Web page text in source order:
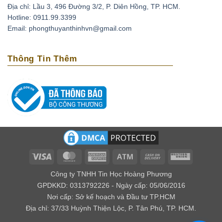
Thạch anh tím có thể xoa dịu những cơn đau đầu do
căng thẳng, stress bằng cách đặt chúng lên trán. Ngoài
ra loại đá này còn có tác dụng phục hồi tuần hoàn máu,
mạch máu não.
từ tiếng Hy lạp là amethytos, nó có nghĩa là không say.
Vì vậy người xưa thường dùng loại đá quý này để giải
độc rượu và các loại chất độc khác. Nếu bạn bỏ viên đá
này trong nguồn nước uống, điều kỳ diệu sẽ xảy ra đó
là chúng mang lại năng lượng tốt cho nguồn nước.
Về mặt tâm linh
Theo kinh Vê Đa của Ấn Độ, người ta cho rằng thạch
anh tím có khả năng giúp kiểm soát được cảm xúc, xoa
dịu âu lo, làm cho con người có ý nghĩa tốt lành.
Đối với các nhà trường sinh học thì lại cho rằng đây là
Địa chỉ: Lầu 3, 496 Đường 3/2, P. Diên Hồng, TP. HCM.
Hotline: 0911.99.3399
Email: phongthuyanthinhvn@gmail.com
Thông Tin Thêm
Visa MasterCardAmerican
Atm
Cash
Delivery
Western
Công ty TNHH Tin Học Hoàng Phương
GPDKKD: 0313792226 - Ngày cấp: 05/06/2016
Nơi cấp: Sở kế hoạch và Đầu tư TP.HCM
Địa chỉ: 37/33 Huỳnh Thiện Lộc, P. Tân Phú, TP. HCM.